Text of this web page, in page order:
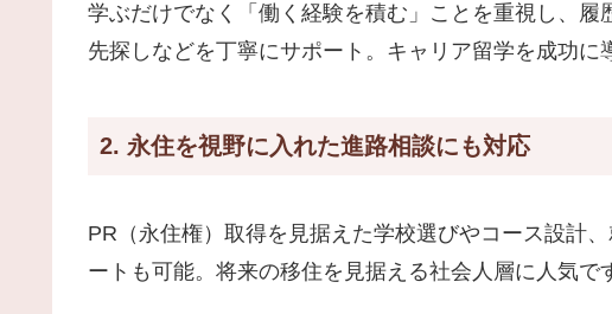
学ぶだけでなく「働く経験を積む」ことを重視し、
先探しなどを丁寧にサポート。キャリア留学を成功に
2. 永住を視野に入れた進路相談にも対応
PR（永住権）取得を見据えた学校選びやコース設計
ートも可能。将来の移住を見据える社会人層に人気で